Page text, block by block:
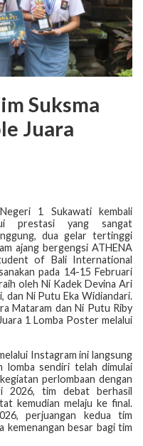
Suksma
Juara
1 Sukawati kembali
prestasi yang sangat
dua gelar tertinggi
ajang bergengsi ATHENA
of Bali International
pada 14-15 Februari
oleh Ni Kadek Devina Ari
dan Ni Putu Eka Widiandari.
Mataram dan Ni Putu Riby
1 Lomba Poster melalui
Instagram ini langsung
lomba sendiri telah dimulai
perlombaan dengan
2026, tim debat berhasil
kemudian melaju ke final.
perjuangan kedua tim
kemenangan besar bagi tim